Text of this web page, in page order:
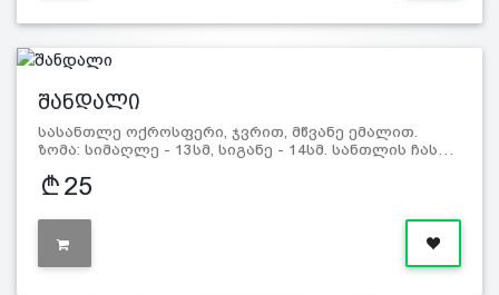
შანდალი
სასანთლე ოქროსფერი, ჯვრით, მწვანე ემალით.
ზომა: სიმაღლე - 13სმ, სიგანე - 14სმ. სანთლის ჩას…
25